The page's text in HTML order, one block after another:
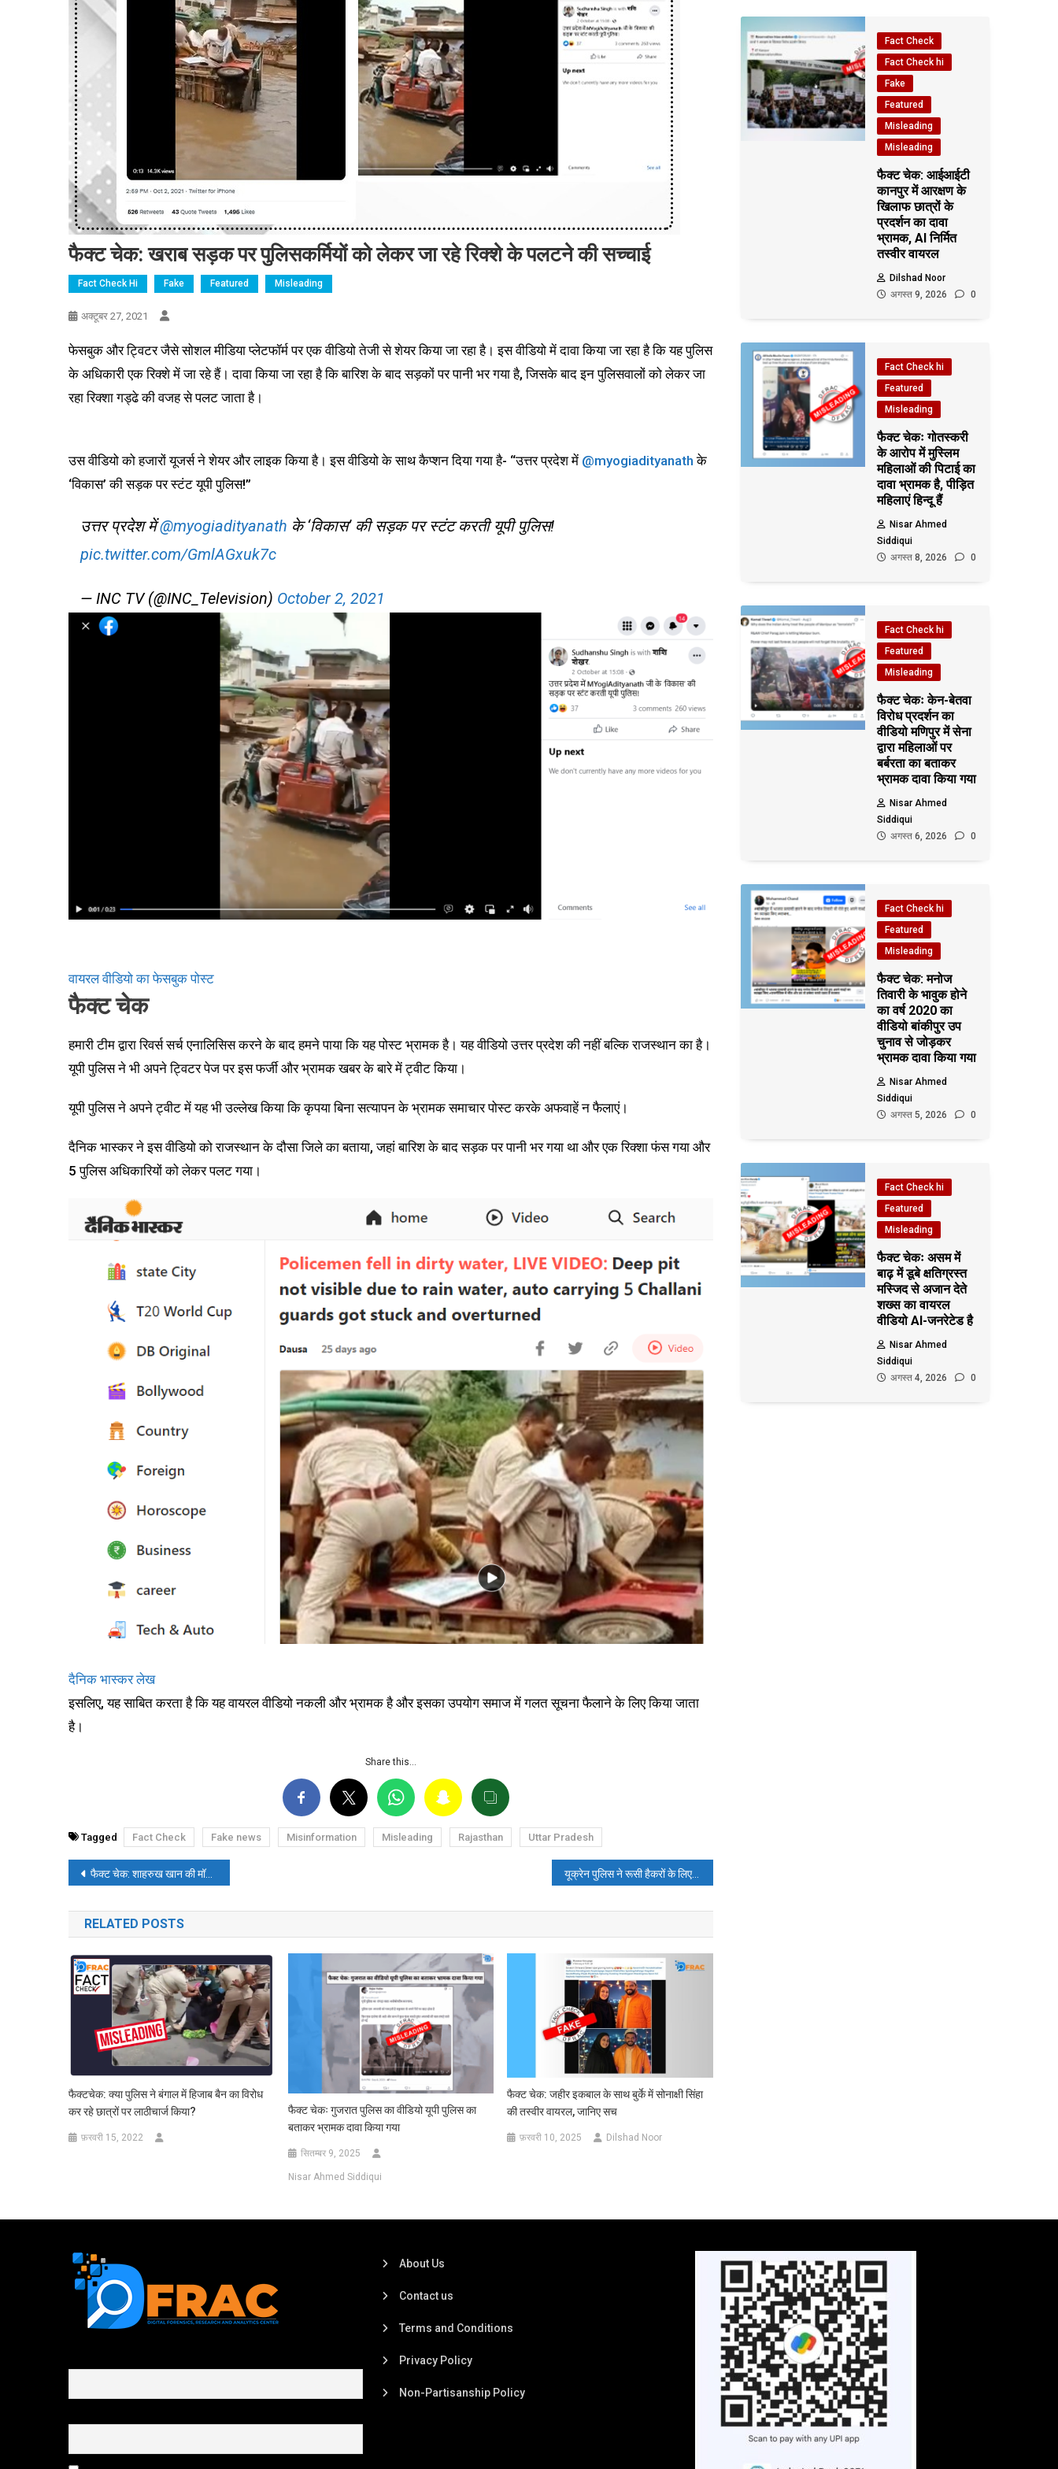
फैक्ट चेक: खराब सड़क पर पुलिसकर्मियों को लेकर जा रहे रिक्शे के पलटने की सच्चाई
Fact Check Hi Fake Featured Misleading
अक्टूबर 27, 2021
फेसबुक और ट्विटर जैसे सोशल मीडिया प्लेटफॉर्म पर एक वीडियो तेजी से शेयर किया जा रहा है। इस वीडियो में दावा किया जा रहा है कि यह पुलिस
के अधिकारी एक रिक्शे में जा रहे हैं। दावा किया जा रहा है कि बारिश के बाद सड़कों पर पानी भर गया है, जिसके बाद इन पुलिसवालों को लेकर जा
रहा रिक्शा गड्ढे की वजह से पलट जाता है।
उस वीडियो को हजारों यूजर्स ने शेयर और लाइक किया है। इस वीडियो के साथ कैप्शन दिया गया है- “उत्तर प्रदेश में @myogiadityanath के
‘विकास’ की सड़क पर स्टंट यूपी पुलिस!”
उत्तर प्रदेश में@myogiadityanath के ‘विकास’ की सड़क पर स्टंट करती यूपी पुलिस!
pic.twitter.com/GmlAGxuk7c
— INC TV (@INC_Television) October 2, 2021
वायरल वीडियो का फेसबुक पोस्ट
फैक्ट चेक
हमारी टीम द्वारा रिवर्स सर्च एनालिसिस करने के बाद हमने पाया कि यह पोस्ट भ्रामक है। यह वीडियो उत्तर प्रदेश की नहीं बल्कि राजस्थान का है।
यूपी पुलिस ने भी अपने ट्विटर पेज पर इस फर्जी और भ्रामक खबर के बारे में ट्वीट किया।
यूपी पुलिस ने अपने ट्वीट में यह भी उल्लेख किया कि कृपया बिना सत्यापन के भ्रामक समाचार पोस्ट करके अफवाहें न फैलाएं।
दैनिक भास्कर ने इस वीडियो को राजस्थान के दौसा जिले का बताया, जहां बारिश के बाद सड़क पर पानी भर गया था और एक रिक्शा फंस गया और
5 पुलिस अधिकारियों को लेकर पलट गया।
दैनिक भास्कर लेख
इसलिए, यह साबित करता है कि यह वायरल वीडियो नकली और भ्रामक है और इसका उपयोग समाज में गलत सूचना फैलाने के लिए किया जाता
है।
Share this…
Tagged Fact Check Fake news Misinformation Misleading Rajasthan Uttar Pradesh
पोस्ट
नेविगेशन
फैक्ट चेक: शाहरुख खान की मॉर्फ्ड तस्वीरें वायरल यूक्रेन पुलिस ने रूसी हैकरों के लिए फंडिंग के आरोप में गिरोह को गिरफ्तार किया
RELATED POSTS
फैक्टचेक: क्या पुलिस ने बंगाल में हिजाब बैन का विरोध
कर रहे छात्रों पर लाठीचार्ज किया?
फ़रवरी 15, 2022
फैक्ट चेकः गुजरात पुलिस का वीडियो यूपी पुलिस का
बताकर भ्रामक दावा किया गया
सितम्बर 9, 2025
Nisar Ahmed Siddiqui
फैक्ट चेक: जहीर इकबाल के साथ बुर्के में सोनाक्षी सिंहा
की तस्वीर वायरल, जानिए सच
फ़रवरी 10, 2025 Dilshad Noor
Fact Check
Fact Check hi
Fake
Featured
Misleading
Misleading
फैक्ट चेक: आईआईटी
कानपुर में आरक्षण के
खिलाफ छात्रों के
प्रदर्शन का दावा
भ्रामक, AI निर्मित
तस्वीर वायरल
Dilshad Noor
अगस्त 9, 2026
0
Fact Check hi
Featured
Misleading
फैक्ट चेकः गोतस्करी
के आरोप में मुस्लिम
महिलाओं की पिटाई का
दावा भ्रामक है, पीड़ित
महिलाएं हिन्दू हैं
Nisar Ahmed
Siddiqui
अगस्त 8, 2026
0
Fact Check hi
Featured
Misleading
फैक्ट चेकः केन-बेतवा
विरोध प्रदर्शन का
वीडियो मणिपुर में सेना
द्वारा महिलाओं पर
बर्बरता का बताकर
भ्रामक दावा किया गया
Nisar Ahmed
Siddiqui
अगस्त 6, 2026
0
Fact Check hi
Featured
Misleading
फैक्ट चेक: मनोज
तिवारी के भावुक होने
का वर्ष 2020 का
वीडियो बांकीपुर उप
चुनाव से जोड़कर
भ्रामक दावा किया गया
Nisar Ahmed
Siddiqui
अगस्त 5, 2026
0
Fact Check hi
Featured
Misleading
फैक्ट चेकः असम में
बाढ़ में डूबे क्षतिग्रस्त
मस्जिद से अजान देते
शख्स का वायरल
वीडियो AI-जनरेटेड है
Nisar Ahmed
Siddiqui
अगस्त 4, 2026
0
About Us
Contact us
Terms and Conditions
Privacy Policy
Non-Partisanship Policy